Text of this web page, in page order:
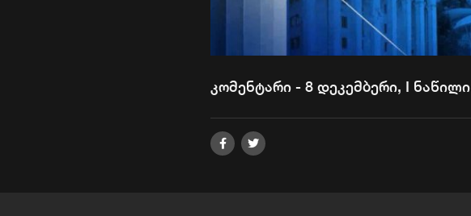
კომენტარი - 8 დეკემბერი, I ნაწილი